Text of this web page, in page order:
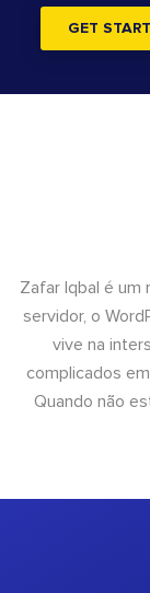
GET
Zafar Iqbal é um
servidor, o
vive na
complicados
Quando não